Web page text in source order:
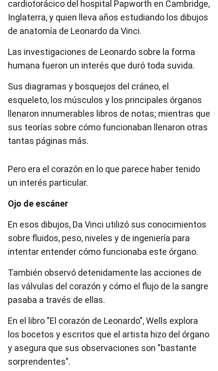
cardiotorácico del hospital Papworth en Cambridge,
Inglaterra, y quien lleva años estudiando los dibujos
de anatomía de Leonardo da Vinci.
Las investigaciones de Leonardo sobre la forma
humana fueron un interés que duró toda suvida.
Sus diagramas y bosquejos del cráneo, el
esqueleto, los músculos y los principales órganos
llenaron innumerables libros de notas; mientras que
sus teorías sobre cómo funcionaban llenaron otras
tantas páginas más.
Pero era el corazón en lo que parece haber tenido
un interés particular.
Ojo de escáner
En esos dibujos, Da Vinci utilizó sus conocimientos
sobre fluidos, peso, niveles y de ingeniería para
intentar entender cómo funcionaba este órgano.
También observó detenidamente las acciones de
las válvulas del corazón y cómo el flujo de la sangre
pasaba a través de ellas.
En el libro "El corazón de Leonardo", Wells explora
los bocetos y escritos que el artista hizo del órgano
y asegura que sus observaciones son "bastante
sorprendentes".